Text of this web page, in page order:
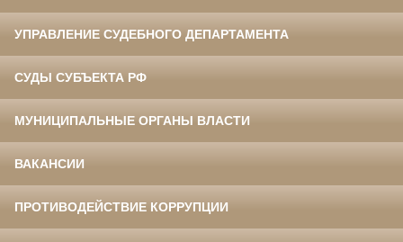
УПРАВЛЕНИЕ СУДЕБНОГО ДЕПАРТАМЕНТА
СУДЫ СУБЪЕКТА РФ
МУНИЦИПАЛЬНЫЕ ОРГАНЫ ВЛАСТИ
ВАКАНСИИ
ПРОТИВОДЕЙСТВИЕ КОРРУПЦИИ